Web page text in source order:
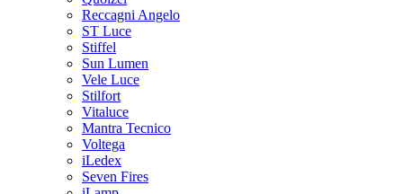
Reccagni Angelo
ST Luce
Stiffel
Sun Lumen
Vele Luce
Stilfort
Vitaluce
Mantra Tecnico
Voltega
iLedex
Seven Fires